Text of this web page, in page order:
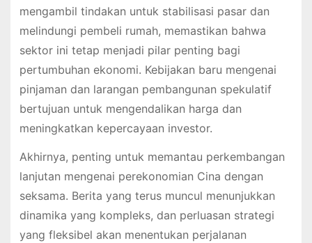
mengambil tindakan untuk stabilisasi pasar dan
melindungi pembeli rumah, memastikan bahwa
sektor ini tetap menjadi pilar penting bagi
pertumbuhan ekonomi. Kebijakan baru mengenai
pinjaman dan larangan pembangunan spekulatif
bertujuan untuk mengendalikan harga dan
meningkatkan kepercayaan investor.
Akhirnya, penting untuk memantau perkembangan
lanjutan mengenai perekonomian Cina dengan
seksama. Berita yang terus muncul menunjukkan
dinamika yang kompleks, dan perluasan strategi
yang fleksibel akan menentukan perjalanan